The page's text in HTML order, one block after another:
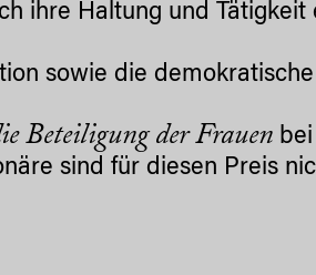
ihre Haltung und Tätigkeit
sowie die
Beteiligung der Frauen
sind für diesen Preis